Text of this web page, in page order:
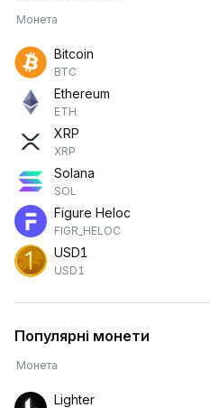
Монета
Bitcoin
BTC
Ethereum
ETH
XRP
XRP
Solana
SOL
Figure Heloc
FIGR_HELOC
USD1
USD1
Популярні монети
Монета
Lighter